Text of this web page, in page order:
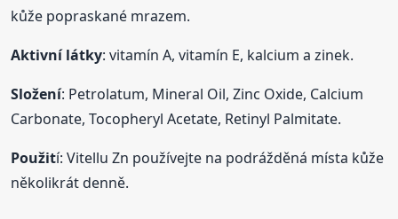
kůže popraskané mrazem.
Aktivní látky: vitamín A, vitamín E, kalcium a zinek.
Složení: Petrolatum, Mineral Oil, Zinc Oxide, Calcium
Carbonate, Tocopheryl Acetate, Retinyl Palmitate.
Použití: Vitellu Zn používejte na podrážděná místa kůže
několikrát denně.